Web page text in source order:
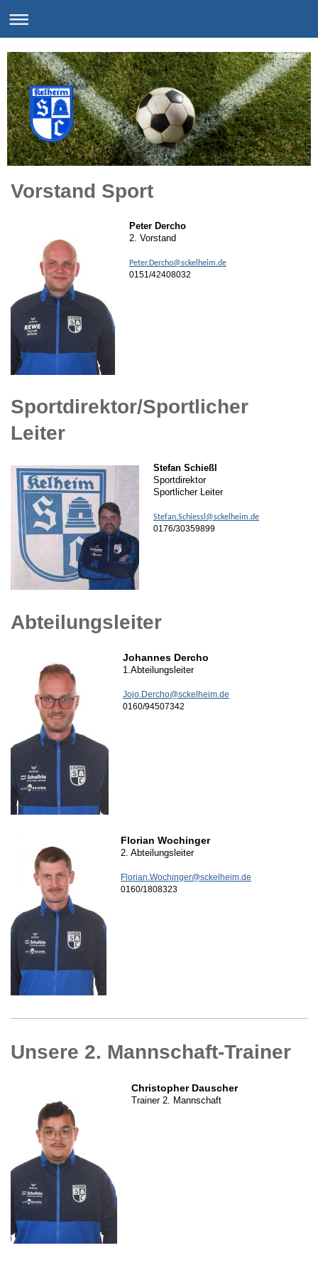
#hurradieblauen
Vorstand Sport
Peter Dercho
2. Vorstand
Peter.Dercho@sckelheim.de
0151/42408032
Sportdirektor/Sportlicher
Leiter
Stefan Schießl
Sportdirektor
Sportlicher Leiter
Stefan.Schiessl@sckelheim.de
0176/30359899
Abteilungsleiter
Johannes Dercho
1.Abteilungsleiter
Jojo.Dercho@sckelheim.de
0160/94507342
Florian Wochinger
2. Abteilungsleiter
Florian.Wochinger@sckelheim.de
0160/1808323
Unsere 2. Mannschaft-Trainer
Christopher Dauscher
Trainer 2. Mannschaft